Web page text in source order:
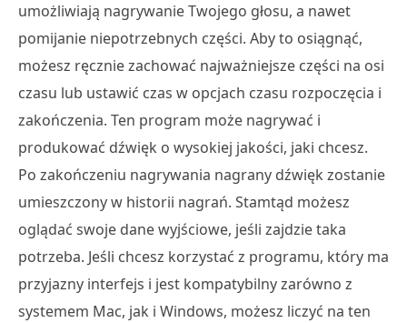
umożliwiają nagrywanie Twojego głosu, a nawet
pomijanie niepotrzebnych części. Aby to osiągnąć,
możesz ręcznie zachować najważniejsze części na osi
czasu lub ustawić czas w opcjach czasu rozpoczęcia i
zakończenia. Ten program może nagrywać i
produkować dźwięk o wysokiej jakości, jaki chcesz.
Po zakończeniu nagrywania nagrany dźwięk zostanie
umieszczony w historii nagrań. Stamtąd możesz
oglądać swoje dane wyjściowe, jeśli zajdzie taka
potrzeba. Jeśli chcesz korzystać z programu, który ma
przyjazny interfejs i jest kompatybilny zarówno z
systemem Mac, jak i Windows, możesz liczyć na ten